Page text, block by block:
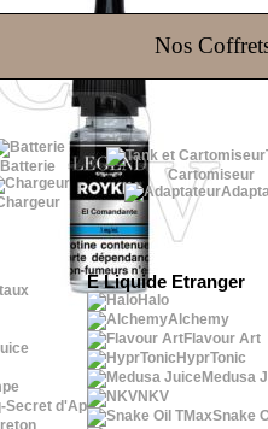
Nos
Batterie
Cartomiseur
Secret d'Ap
E Liquide Etranger
Halo
Alchemy
Flavour Art
HyprTonic
Medusa
NKV
Snake